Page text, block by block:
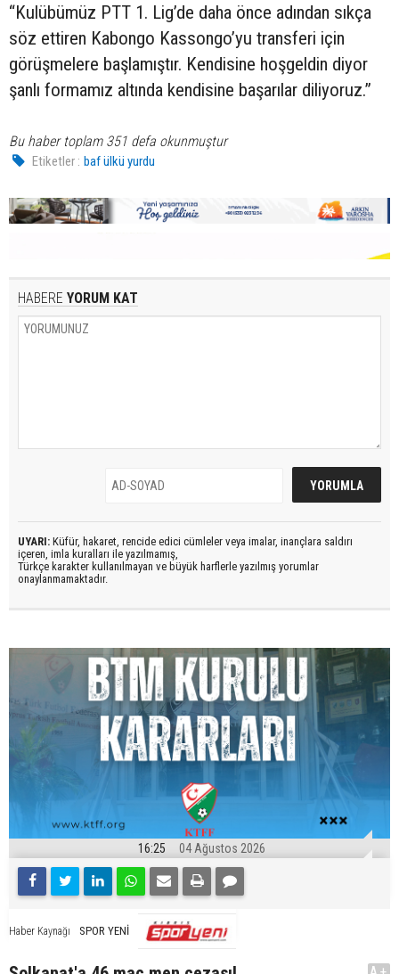
“Kulübümüz PTT 1. Lig’de daha önce adından sıkça
söz ettiren Kabongo Kassongo’yu transferi için
görüşmelere başlamıştır. Kendisine hoşgeldin diyor
şanlı formamız altında kendisine başarılar diliyoruz.”
Bu haber toplam 351 defa okunmuştur
Etiketler : baf ülkü yurdu
HABERE YORUM KAT
UYARI: Küfür, hakaret, rencide edici cümleler veya imalar, inançlara saldırı
içeren, imla kuralları ile yazılmamış,
Türkçe karakter kullanılmayan ve büyük harflerle yazılmış yorumlar
onaylanmamaktadır.
16:25 04 Ağustos 2026
Haber Kaynağı SPOR YENİ